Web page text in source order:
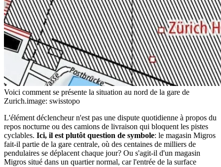
Voici comment se présente la situation au nord de la gare de
Zurich.image: swisstopo
L'élément déclencheur n'est pas une dispute quotidienne à propos du
repos nocturne ou des camions de livraison qui bloquent les pistes
cyclables. Ici, il est plutôt question de symbole: le magasin Migros
fait-il partie de la gare centrale, où des centaines de milliers de
pendulaires se déplacent chaque jour? Ou s'agit-il d'un magasin
Migros situé dans un quartier normal, car l'entrée de la surface